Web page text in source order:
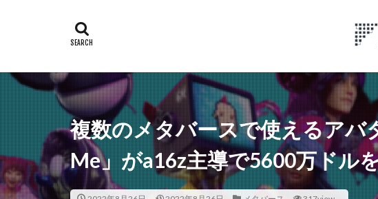
複数のメタバースで使えるアバ
Me」がa16z主導で5600万ドル